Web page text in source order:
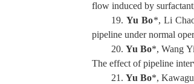
flow induced by
19.Yu Bo*, Li
pipeline under normal
20.Yu Bo*, Wang
The effect of pipeline
21. Yu Bo*,